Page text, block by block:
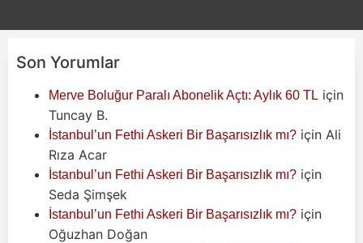
Son Yorumlar
Merve Boluğur Paralı Abonelik Açtı: Aylık 60 TL için
Tuncay B.
İstanbul’un Fethi Askeri Bir Başarısızlık mı? için Ali
Rıza Acar
İstanbul’un Fethi Askeri Bir Başarısızlık mı? için
Seda Şimşek
İstanbul’un Fethi Askeri Bir Başarısızlık mı? için
Oğuzhan Doğan